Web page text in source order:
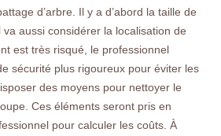
d’arbre. Il y a d’abord la taille de
va aussi considérer la localisation de
est très risqué, le professionnel
sécurité plus rigoureux pour éviter les
des moyens pour nettoyer le
Ces éléments seront pris en
pour calculer les coûts. À